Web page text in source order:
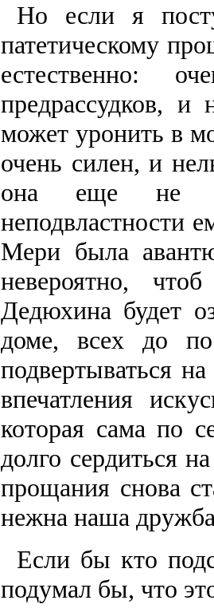
Но если я
патетическому
естественно:
предрассудков,
может уронить в
очень силен, и
она еще не
неподвластности
Мери была
невероятно,
Дедюхина будет
доме, всех до
подвертываться
впечатления
которая сама по
долго сердиться
прощания снова
нежна наша
Если бы кто
подумал бы, что